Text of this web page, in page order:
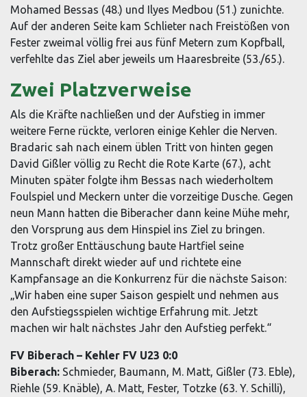
Mohamed Bessas (48.) und Ilyes Medbou (51.) zunichte.
Auf der anderen Seite kam Schlieter nach Freistößen von
Fester zweimal völlig frei aus fünf Metern zum Kopfball,
verfehlte das Ziel aber jeweils um Haaresbreite (53./65.).
Zwei Platzverweise
Als die Kräfte nachließen und der Aufstieg in immer
weitere Ferne rückte, verloren einige Kehler die Nerven.
Bradaric sah nach einem üblen Tritt von hinten gegen
David Gißler völlig zu Recht die Rote Karte (67.), acht
Minuten später folgte ihm Bessas nach wiederholtem
Foulspiel und Meckern unter die vorzeitige Dusche. Gegen
neun Mann hatten die Biberacher dann keine Mühe mehr,
den Vorsprung aus dem Hinspiel ins Ziel zu bringen.
Trotz großer Enttäuschung baute Hartfiel seine
Mannschaft direkt wieder auf und richtete eine
Kampfansage an die Konkurrenz für die nächste Saison:
„Wir haben eine super Saison gespielt und nehmen aus
den Aufstiegsspielen wichtige Erfahrung mit. Jetzt
machen wir halt nächstes Jahr den Aufstieg perfekt.“
FV Biberach – Kehler FV U23 0:0
Biberach: Schmieder, Baumann, M. Matt, Gißler (73. Eble),
Riehle (59. Knäble), A. Matt, Fester, Totzke (63. Y. Schilli),